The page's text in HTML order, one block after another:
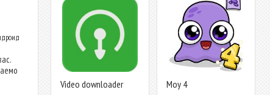
Video downloader Moy 4